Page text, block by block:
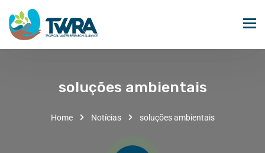
soluções ambientais
Home Notícias soluções ambientais